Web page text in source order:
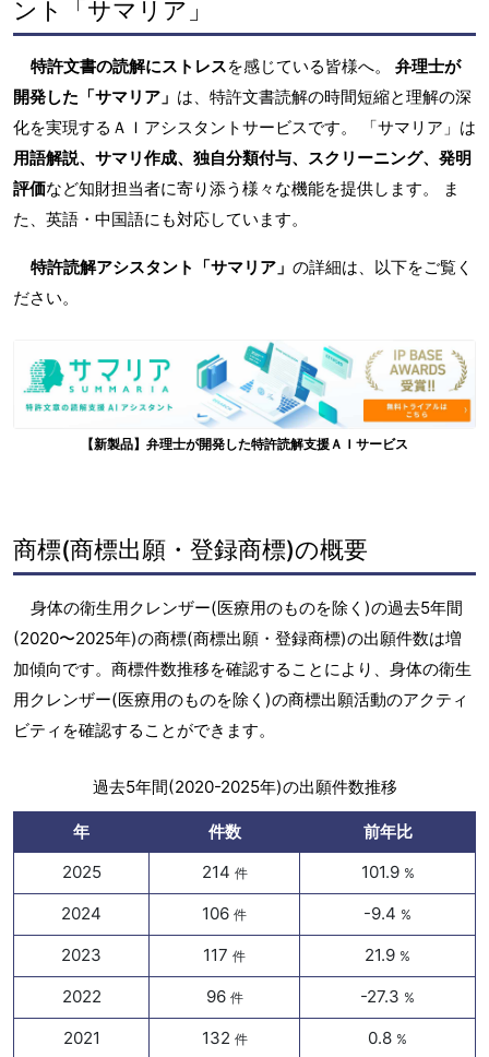
ント「サマリア」
特許文書の読解にストレスを感じている皆様へ。 弁理士が
開発した「サマリア」 は、特許文書読解の時間短縮と理解の深
化を実現するＡＩアシスタントサービスです。 「サマリア」は
用語解説、サマリ作成、独自分類付与、スクリーニング、発明
評価など知財担当者に寄り添う様々な機能を提供します。 ま
た、英語・中国語にも対応しています。
特許読解アシスタント「サマリア」 の詳細は、以下をご覧く
ださい。
【新製品】弁理士が開発した特許読解支援ＡＩサービス
商標(商標出願・登録商標)の概要
身体の衛生用クレンザー(医療用のものを除く)の過去5年間
(2020〜2025年)の商標(商標出願・登録商標)の出願件数は増
加傾向です。商標件数推移を確認することにより、身体の衛生
用クレンザー(医療用のものを除く)の商標出願活動のアクティ
ビティを確認することができます。
過去5年間(2020-2025年)の出願件数推移
年 件数
前年比
2025
214 件 101.9 %
2024 106 件 -9.4 %
2023 117 件 21.9 %
2022 96 件 -27.3 %
2021 132 件 0.8 %